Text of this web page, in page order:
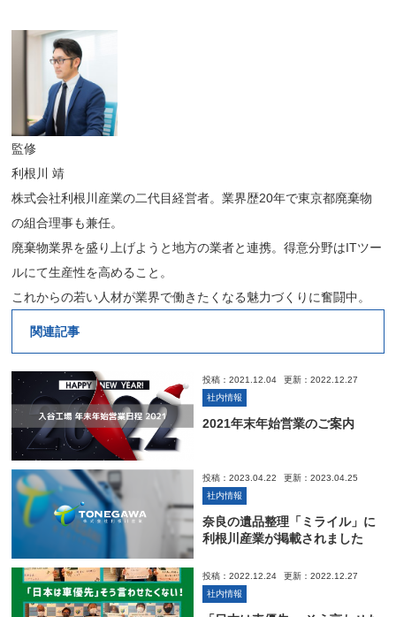
監修
利根川 靖
株式会社利根川産業の二代目経営者。業界歴20年で東京都廃棄物
の組合理事も兼任。
廃棄物業界を盛り上げようと地方の業者と連携。得意分野はITツー
ルにて生産性を高めること。
これからの若い人材が業界で働きたくなる魅力づくりに奮闘中。
関連記事
投稿：2021.12.04
更新：2022.12.27
社内情報
2021年末年始営業のご案内
投稿：2023.04.22
更新：2023.04.25
社内情報
奈良の遺品整理「ミライル」に
利根川産業が掲載されました
投稿：2022.12.24
更新：2022.12.27
社内情報